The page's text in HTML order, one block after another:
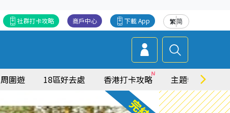
繁简
下載 App
商戶中心
社群打卡攻略
周圍遊 18區好去處 香港打卡攻略 主題特集